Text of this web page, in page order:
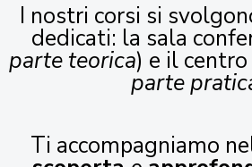
I nostri corsi si
dedicati: la sala
parte teorica) e il
parte
Ti accompagniamo